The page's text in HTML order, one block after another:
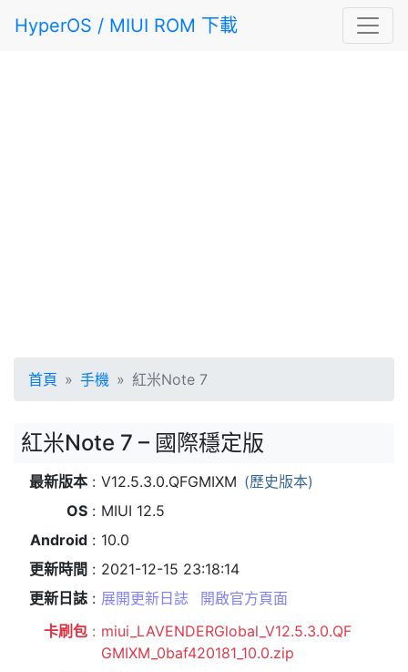
HyperOS / MIUI ROM 下載
首頁 手機 紅米Note 7
紅米Note 7 – 國際穩定版
最新版本 V12.5.3.0.QFGMIXM (歷史版本)
OS
MIUI 12.5
Android
10.0
更新時間
2021-12-15 23:18:14
更新日誌
展開更新日誌
開啟官方頁面
卡刷包
miui_LAVENDERGlobal_V12.5.3.0.QF
GMIXM_0baf420181_10.0.zip